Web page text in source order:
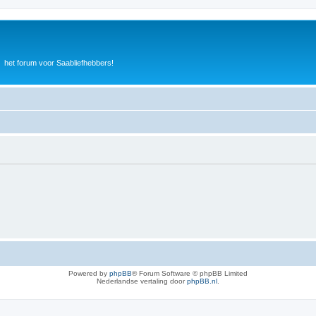
het forum voor Saabliefhebbers!
Powered by phpBB® Forum Software © phpBB Limited
Nederlandse vertaling doorphpBB.nl